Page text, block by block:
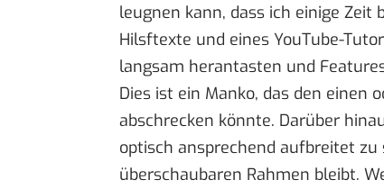
leugnen kann, dass ich einige
Hilsftexte und eines YouTube-
langsam herantasten und
Dies ist ein Manko, das den einen
abschrecken könnte. Darüber
optisch ansprechend aufbreitet zu
überschaubaren Rahmen bleibt.